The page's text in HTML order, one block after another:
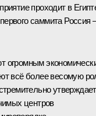
проходит в
саммита Россия
огромным
всё более весомую
центров